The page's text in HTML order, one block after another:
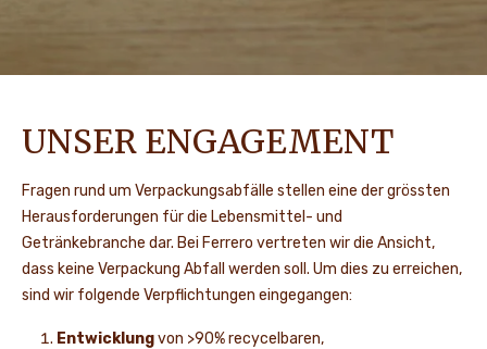
UNSER ENGAGEMENT
Fragen rund um Verpackungsabfälle stellen eine der grössten
Herausforderungen für die Lebensmittel- und
Getränkebranche dar. Bei Ferrero vertreten wir die Ansicht,
dass keine Verpackung Abfall werden soll. Um dies zu erreichen,
sind wir folgende Verpflichtungen eingegangen:
Entwicklungvon >90% recycelbaren,